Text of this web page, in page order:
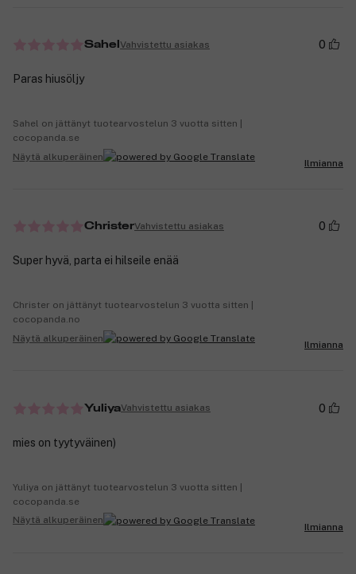
Sahel Vahvistettu asiakas 0
Paras hiusöljy
Sahel on jättänyt tuotearvostelun 3 vuotta sitten |
cocopanda.se
Näytä alkuperäinen
Ilmianna
ChristerVahvistettu asiakas 0
Super hyvä, parta ei hilseile enää
Christer on jättänyt tuotearvostelun 3 vuotta sitten |
cocopanda.no
Näytä alkuperäinen
Ilmianna
YuliyaVahvistettu asiakas 0
mies on tyytyväinen)
Yuliya on jättänyt tuotearvostelun 3 vuotta sitten |
cocopanda.se
Näytä alkuperäinen
Ilmianna